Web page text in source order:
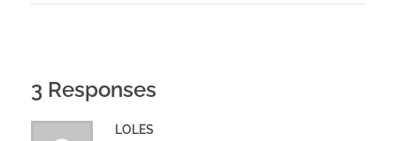
3 Responses
LOLES